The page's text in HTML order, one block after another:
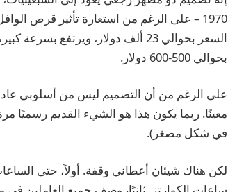
بحوالي 500-600 دولار.
على الرغم من أن التصميم ليس من أسلوبي
معينًا. ربما يكون هذا هو الشيء القديم رسميًا
في شكل مصغر).
لكن هناك شيئان أعطاني وقفة. أولاً، حتى